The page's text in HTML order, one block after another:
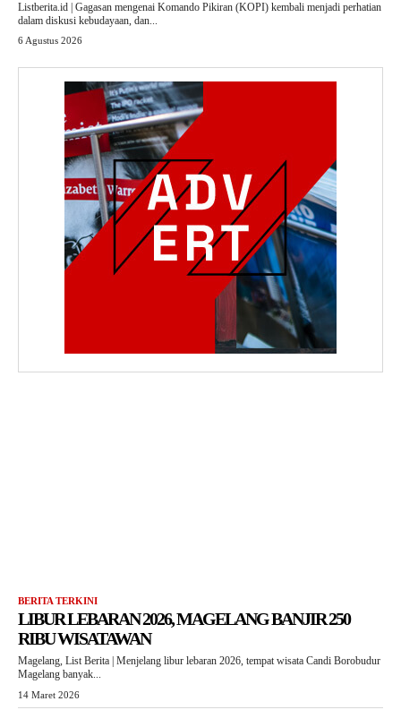
Listberita.id | Gagasan mengenai Komando Pikiran (KOPI) kembali menjadi perhatian
dalam diskusi kebudayaan, dan...
6 Agustus 2026
BERITA TERKINI
LIBUR LEBARAN 2026, MAGELANG BANJIR 250
RIBU WISATAWAN
Magelang, List Berita | Menjelang libur lebaran 2026, tempat wisata Candi Borobudur
Magelang banyak...
14 Maret 2026